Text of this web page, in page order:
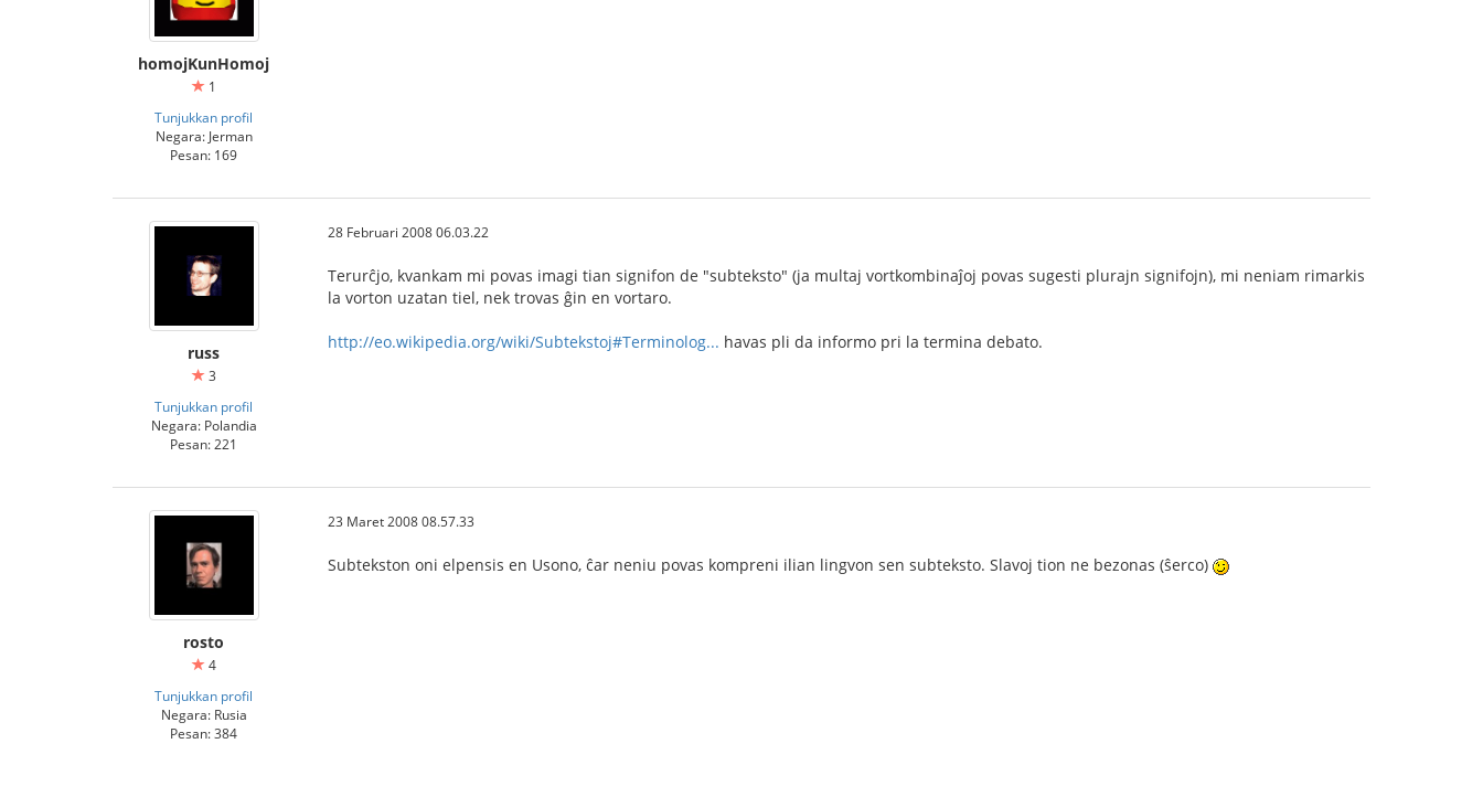
homojKunHomoj
1
Tunjukkan profil
Negara: Jerman
Pesan: 169
russ
3
Tunjukkan profil
Negara: Polandia
Pesan: 221
28 Februari 2008 06.03.22
Terurĉjo, kvankam mi povas imagi tian signifon de "subteksto" (ja multaj vortkombinaĵoj povas sugesti plurajn signifojn), mi neniam rimarkis
la vorton uzatan tiel, nek trovas ĝin en vortaro.
http://eo.wikipedia.org/wiki/Subtekstoj#Terminolog... havas pli da informo pri la termina debato.
rosto
4
Tunjukkan profil
Negara: Rusia
Pesan: 384
23 Maret 2008 08.57.33
Subtekston oni elpensis en Usono, ĉar neniu povas kompreni ilian lingvon sen subteksto. Slavoj tion ne bezonas (ŝerco)